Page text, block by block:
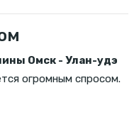
Омск - Улан-удэ
огромным спросом.